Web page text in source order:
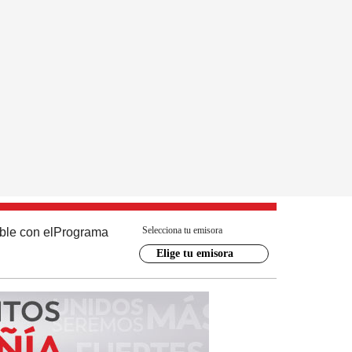
con el Programa Selecciona tu emisora
Elige tu emisora